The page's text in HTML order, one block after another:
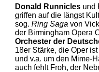
Donald Runniclesund
griffen auf die längst
sog. Ring Saga von
der Birmingham Opera
Orchester der
18er Stärke, die Oper
und v.a. um den Mime-
auch fehlt Froh, der